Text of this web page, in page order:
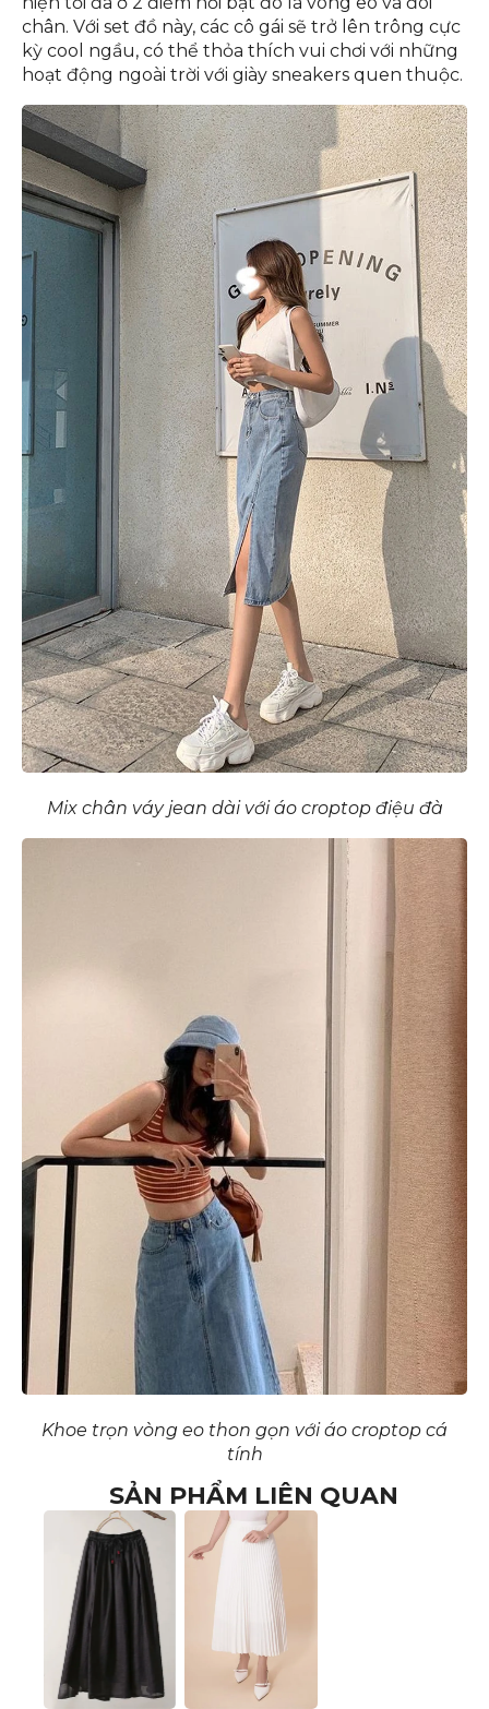
chân. Với set đồ này, các cô gái sẽ trở lên trông cực
kỳ cool ngầu, có thể thỏa thích vui chơi với những
hoạt động ngoài trời với giày sneakers quen thuộc.
Mix chân váy jean dài với áo croptop điệu đà
Khoe trọn vòng eo thon gọn với áo croptop cá
tính
SẢN PHẨM LIÊN QUAN